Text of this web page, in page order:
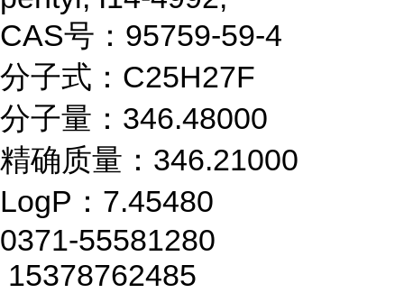
CAS号：95759-59-4
分子式：C25H27F
分子量：346.48000
精确质量：346.21000
LogP：7.45480
0371-55581280
15378762485